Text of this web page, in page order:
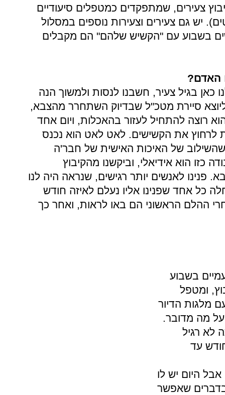
צעירים, שמתפקדים כמטפלים סיעודיים
יש גם צעירים וצעירות נוספים במסלול
בשבוע עם "הקשיש שלהם" הם מקבלים
האדם?
כאן בגיל צעיר, חשבנו לנסות ולמשוך הנה
ליוצא סיירת מטכ"ל שבדיוק השתחרר מהצבא,
רוצה להתחיל לעזור בהאכלות, ויום אחד
לרחוץ את הקשישים. לאט לאט הוא נכנס
של האיכות האישית של חבר'ה
כזו הוא אידיאלי, וביקשנו מהקיבוץ
לאנשים יותר רגישים, שנראה היה לנו
כל אחד שפנינו אליו נעלם לאיזה חודש
ההלם הראשוני הם באו לראות, ואחר כך
ומטפל
על מה מדובר.
לא רגיל
עד
אבל היום יש לו
בדברים שאפשר